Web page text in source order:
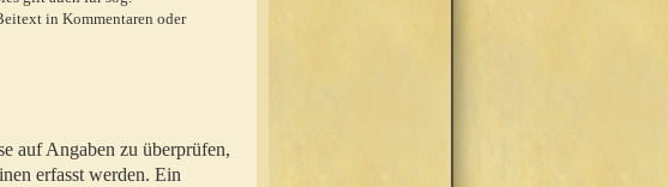
in Kommentaren oder
auf Angaben zu überprüfen,
erfasst werden. Ein